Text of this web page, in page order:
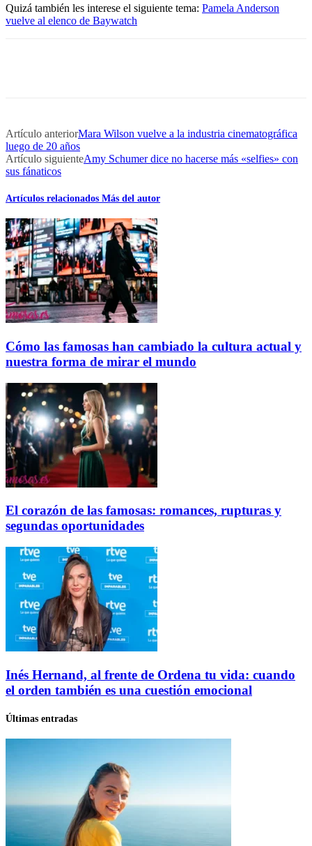
Quizá también les interese el siguiente tema: Pamela Anderson
vuelve al elenco de Baywatch
Artículo anteriorMara Wilson vuelve a la industria cinematográfica
luego de 20 años
Artículo siguienteAmy Schumer dice no hacerse más «selfies» con
sus fánaticos
Artículos relacionados Más del autor
Cómo las famosas han cambiado la cultura actual y
nuestra forma de mirar el mundo
El corazón de las famosas: romances, rupturas y
segundas oportunidades
Inés Hernand, al frente de Ordena tu vida: cuando
el orden también es una cuestión emocional
Últimas entradas